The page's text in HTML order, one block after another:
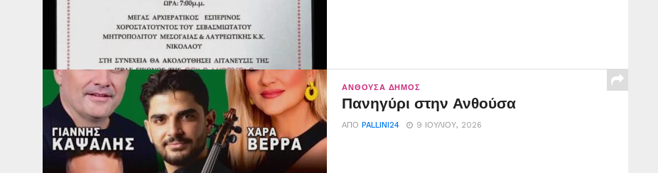
ΑΝΘΟΎΣΑ ΔΉΜΟΣ
Πανηγύρι στην Ανθούσα
ΑΠΌPALLINI24 9 ΙΟΥΛΊΟΥ, 2026